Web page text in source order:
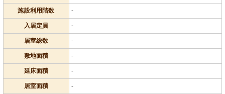
施設利用階数 -
入居定員 -
居室総数 -
敷地面積 -
延床面積 -
居室面積 -